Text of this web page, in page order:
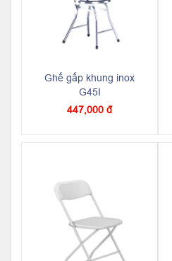
Ghế gấp khung inox
G45I
447,000 đ